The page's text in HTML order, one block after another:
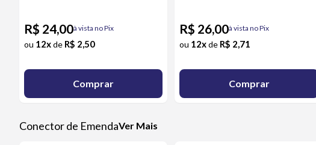
R$ 24,00à vista no Pix
ou 12xde R$ 2,50
Comprar
R$ 26,00à vista no Pix
ou 12xde R$ 2,71
Comprar
Conector de EmendaVer Mais